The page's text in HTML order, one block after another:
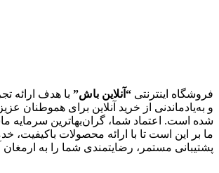
فروشگاه اینترنتی “آنلاین باش” با هدف ارائه
و به‌یادماندنی از خرید آنلاین برای هموطنان
شده است. اعتماد شما، گران‌بهاترین سرمایه
ما بر این است تا با ارائه محصولات باکیفیت،
پشتیبانی مستمر، رضایتمندی شما را به ارمغان